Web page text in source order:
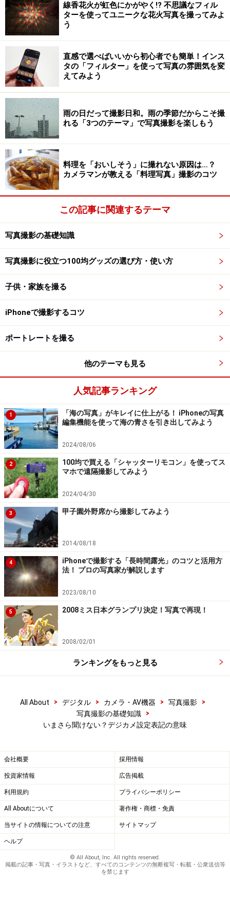
線香花火が虹色にかがやく!? 不思議なフィル
ターを使ってユニークな花火写真を撮ってみよ
う
直感で選べばいいから初心者でも簡単！インス
タの「フィルター」を使って写真の雰囲気を変
えてみよう
雨の日だって撮影日和。雨の季節だからこそ撮
れる「3つのテーマ」で写真撮影を楽しもう
料理を「おいしそう」に撮れない原因は…？
カメラマンが教える「料理写真」撮影のコツ
この記事に関連するテーマ
写真撮影の基礎知識
写真撮影に役立つ100均グッズの選び方・使い方
子供・家族を撮る
iPhoneで撮影するコツ
ポートレートを撮る
他のテーマも見る
人気記事ランキング
1
「海の写真」がキレイに仕上がる！ iPhoneの写真
編集機能を使って海の青さを引き出してみよう
2024/08/06
2
100均で買える「シャッターリモコン」を使ってス
マホで遠隔撮影してみよう
2024/04/30
3 甲子園外野席から撮影してみよう
2014/08/18
4
iPhoneで撮影する「長時間露光」のコツと活用方
法！ プロの写真家が解説します
2023/08/10
5 2008ミス日本グランプリ決定！写真で再現！
2008/02/01
ランキングをもっと見る
All About > デジタル > カメラ・AV機器 > 写真撮影
>
写真撮影の基礎知識
>
いまさら聞けない？デジカメ設定表記の意味
会社概要 採用情報
投資家情報 広告掲載
利用規約 プライバシーポリシー
All Aboutについて 著作権・商標・免責
当サイトの情報についての注意 サイトマップ
ヘルプ
© All About, Inc. All rights reserved.
掲載の記事・写真・イラストなど、すべてのコンテンツの無断複写・転載・公衆送信等
を禁じます